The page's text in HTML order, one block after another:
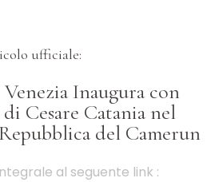
ufficiale:
Inaugura con
di Cesare Catania nel
del Camerun
al seguente link :